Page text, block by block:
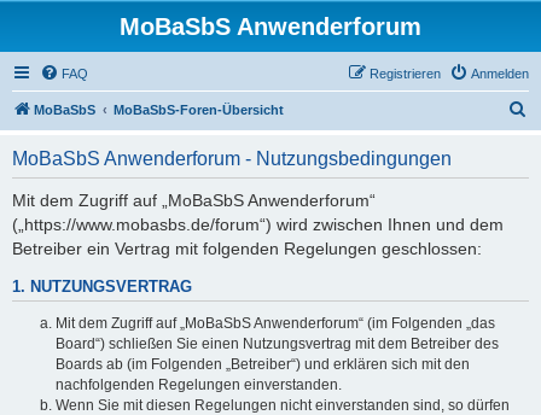
MoBaSbS Anwenderforum
FAQ Anmelden
Registrieren
MoBaSbS MoBaSbS-Foren-Übersicht
MoBaSbS Anwenderforum - Nutzungsbedingungen
Mit dem Zugriff auf „MoBaSbS Anwenderforum“
(„https://www.mobasbs.de/forum“) wird zwischen Ihnen und dem
Betreiber ein Vertrag mit folgenden Regelungen geschlossen:
1. NUTZUNGSVERTRAG
Mit dem Zugriff auf „MoBaSbS Anwenderforum“ (im Folgenden „das
Board“) schließen Sie einen Nutzungsvertrag mit dem Betreiber des
Boards ab (im Folgenden „Betreiber“) und erklären sich mit den
nachfolgenden Regelungen einverstanden.
Wenn Sie mit diesen Regelungen nicht einverstanden sind, so dürfen